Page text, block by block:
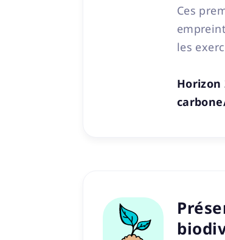
Ces
les
Horizon